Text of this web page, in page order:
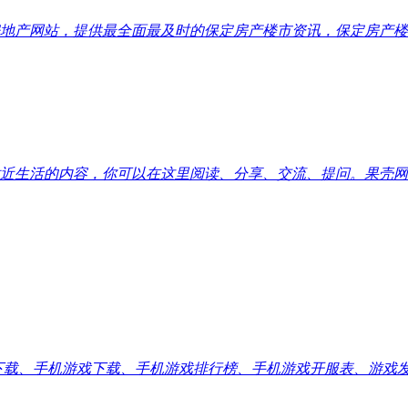
产网站，提供最全面最及时的保定房产楼市资讯，保定房产
生活的内容，你可以在这里阅读、分享、交流、提问。果壳
、手机游戏下载、手机游戏排行榜、手机游戏开服表、游